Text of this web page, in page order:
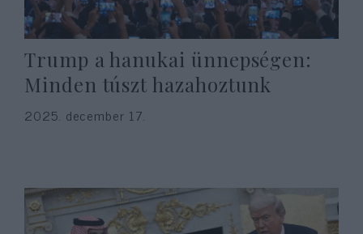
Trump a hanukai ünnepségen:
Minden túszt hazahoztunk
2025. december 17.